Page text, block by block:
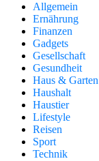
Allgemein
Ernährung
Finanzen
Gadgets
Gesellschaft
Gesundheit
Haus & Garten
Haushalt
Haustier
Lifestyle
Reisen
Sport
Technik